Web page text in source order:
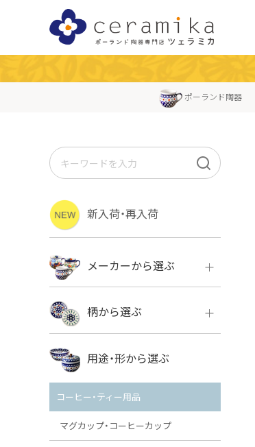
ポーランド陶器
新入荷・再入荷
メーカーから選ぶ
ボレス
VENA
ミレナ
柄から選ぶ
ボレス
用途・形から選ぶ
コーヒー・ティー用品
マグカップ・コーヒーカップ